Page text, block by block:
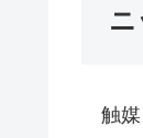
触媒